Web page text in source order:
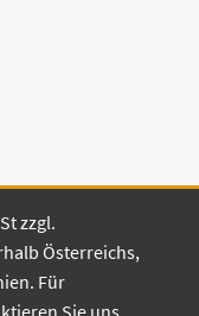
zzgl.
Österreichs,
Für